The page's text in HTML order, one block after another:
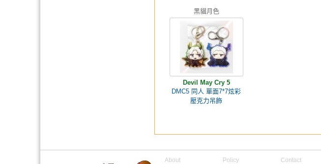
黑貓月色
Devil May Cry 5
DMC5 同人 單面7*7炫彩
壓克力吊飾
About Policy Contact